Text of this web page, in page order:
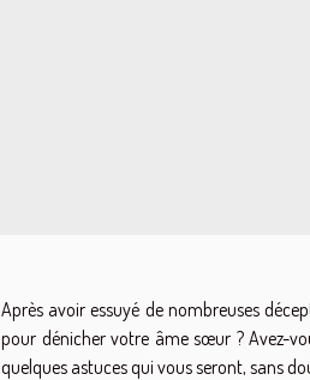
Après avoir essuyé de nombreuses
pour dénicher votre âme sœur ? Avez-
quelques astuces qui vous seront, sans